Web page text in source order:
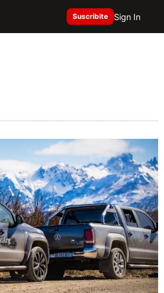
Suscribite Sign In